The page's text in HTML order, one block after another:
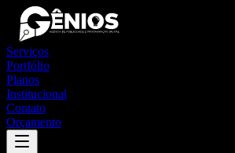
Serviços
Portfólio
Planos
Institucional
Contato
Orçamento